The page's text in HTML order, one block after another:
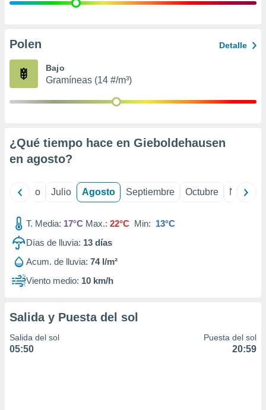
e
publicidad
Polen Detalle
Bajo
Gramíneas (14 #/m³)
¿Qué tiempo hace en Gieboldehausen
en agosto?
Junio Julio Agosto Septiembre Octubre
T. Media: 17°C Max.: 22°C Min: 13°C
Días de lluvia: 13 días
Acum. de lluvia: 74 l/m²
Viento medio: 10 km/h
Salida y Puesta del sol
Salida del sol
05:50
Puesta del sol
20:59